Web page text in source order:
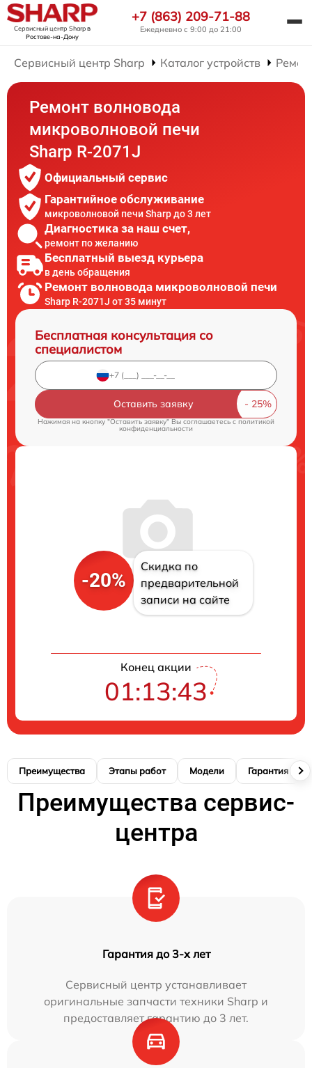
Сервисный центр Sharpв
Ростове-на-Дону
+7 (863) 209-71-88
Ежедневно с 9:00 до 21:00
Сервисный центр Sharp Каталог устройств
Ремонт волновода
микроволновой печи
Sharp R-2071J
Официальный сервис
Гарантийное обслуживание
микроволновой печи Sharp до 3 лет
Диагностика за наш счет,
ремонт по желанию
Бесплатный выезд курьера
в день обращения
Ремонт волновода микроволновой печи
Sharp R-2071J от 35 минут
Бесплатная консультация со
специалистом
Оставить заявку
Нажимая на кнопку "Оставить заявку" Вы соглашаетесь cполитикой
конфиденциальности
-20%
Скидка по
предварительной
записи на сайте
Конец акции
01:13:41
Преимущества Этапы работ Модели Гарантия
Преимущества сервис-
центра
Гарантия до 3-х лет
Сервисный центр устанавливает
оригинальные запчасти техники Sharp и
предоставляет гарантию до 3 лет.